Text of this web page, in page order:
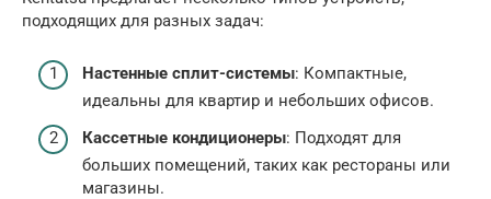
подходящих для разных задач:
Настенные сплит-системы: Компактные,
идеальны для квартир и небольших офисов.
Кассетные кондиционеры: Подходят для
больших помещений, таких как рестораны или
магазины.